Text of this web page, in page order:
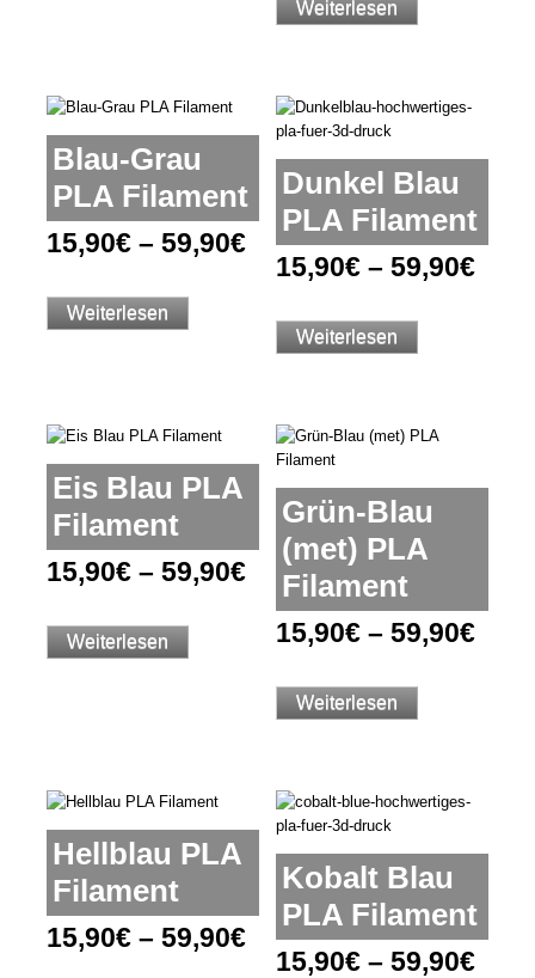
Weiterlesen
Blau-Grau
PLA Filament
15,90€ – 59,90€
Weiterlesen
Dunkel Blau
PLA Filament
15,90€ –59,90€
Weiterlesen
Eis Blau PLA
Filament
15,90€ – 59,90€
Weiterlesen
Grün-Blau
(met) PLA
Filament
15,90€ –59,90€
Weiterlesen
Hellblau PLA
Filament
15,90€ – 59,90€
Kobalt Blau
PLA Filament
15,90€ –59,90€